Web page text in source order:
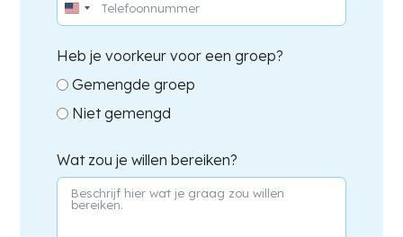
United
+1
Heb je voorkeur voor een groep?
Gemengde groep
Niet gemengd
Wat zou je willen bereiken?